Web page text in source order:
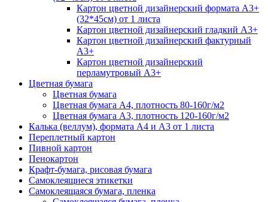
Картон цветной дизайнерский формата А3+
(32*45см) от 1 листа
Картон цветной дизайнерский гладкий А3+
Картон цветной дизайнерский фактурный
А3+
Картон цветной дизайнерский
перламутровый А3+
Цветная бумага
Цветная бумага
Цветная бумага А4, плотность 80-160г/м2
Цветная бумага А3, плотность 120-160г/м2
Калька (веллум), формата А4 и А3 от 1 листа
Переплетный картон
Пивной картон
Пенокартон
Крафт-бумага, рисовая бумага
Самоклеящиеся этикетки
Самоклеящаяся бумага, пленка